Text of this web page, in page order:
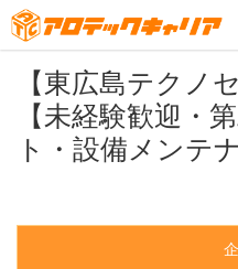
ホーム 求人検索 滋賀県 求
【東広島テクノ
【未経験歓迎・
ト・設備メン